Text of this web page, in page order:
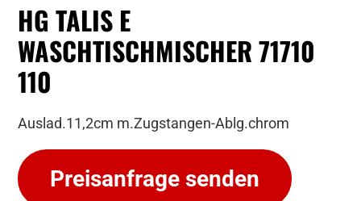
HG TALIS E
WASCHTISCHMISCHER 71710
110
Auslad.11,2cm m.Zugstangen-Ablg.chrom
Preisanfrage senden